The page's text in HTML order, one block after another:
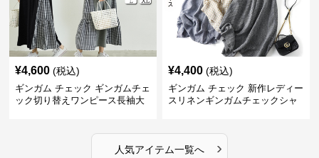
¥4,600 (税込)
ギンガム チェック ギンガムチェ
ック切り替えワンピース長袖大
¥4,400 (税込)
ギンガム チェック 新作レディー
スリネンギンガムチェックシャ
人気アイテム一覧へ ›